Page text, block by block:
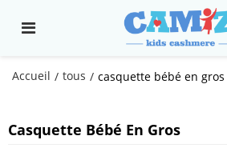
Accueil / tous / casquette bébé en gros
Casquette Bébé En Gros